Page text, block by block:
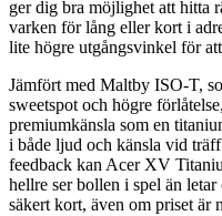
ger dig bra möjlighet att hitta
varken för lång eller kort i
lite högre utgångsvinkel för
Jämfört med Maltby ISO-T,
sweetspot och högre
premiumkänsla som en
i både ljud och känsla vid
feedback kan Acer XV
hellre ser bollen i spel än
säkert kort, även om priset är